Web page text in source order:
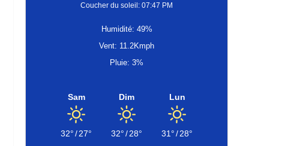
Coucher du soleil: 07:47 PM
Humidité: 49%
Vent: 11.2Kmph
Pluie: 3%
Sam
32°/27°
Dim
32°/28°
Lun
31°/28°